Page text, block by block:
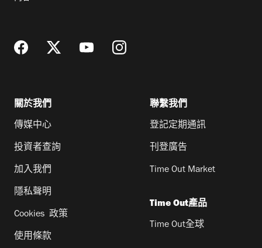
關於我們
傳媒中心
投資者查詢
加入我們
隱私聲明
Cookies 政策
使用條款
聯繫我們
登記定期通訊
刊登廣告
Time Out Market
Time Out產品
Time Out全球